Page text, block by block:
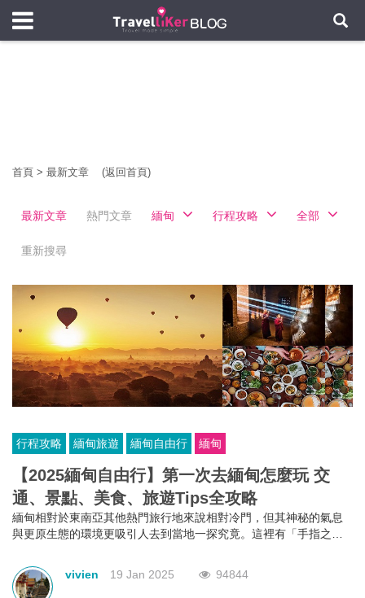
首頁 > 最新文章 (返回首頁)
最新文章 熱門文章 緬甸 行程攻略 全部
重新搜尋
行程攻略 緬甸旅遊 緬甸自由行 緬甸
【2025緬甸自由行】第一次去緬甸怎麼玩 交
通、景點、美食、旅遊Tips全攻略
緬甸相對於東南亞其他熱門旅行地來說相對冷門，但其神秘的氣息
與更原生態的環境更吸引人去到當地一探究竟。這裡有「手指之處
美的烏本橋日落。這篇文章就教大家第一次緬甸自由行該怎麼玩，
交通、景點、美食等一應俱全。
vivien 19 Jan 2025 94844